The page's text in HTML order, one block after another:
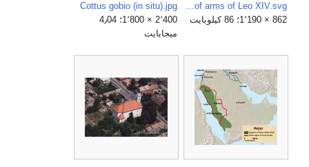
Coat of arms of Leo XIV.svg
862 × 1٬190؛ 86 كيلوبايت
Cottus gobio (in situ).jpg
2٬400 × 1٬800؛ 4٫04
ميجابايت